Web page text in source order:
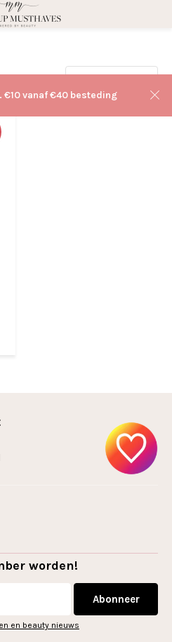
€10 vanaf €40 besteding
worden!
Abonneer
en beauty nieuws